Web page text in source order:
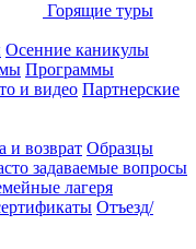
Горящие туры
Осенние каникулы
Программы
и видео Партнерские
и возврат Образцы
задаваемые вопросы
лагеря
Отъезд/